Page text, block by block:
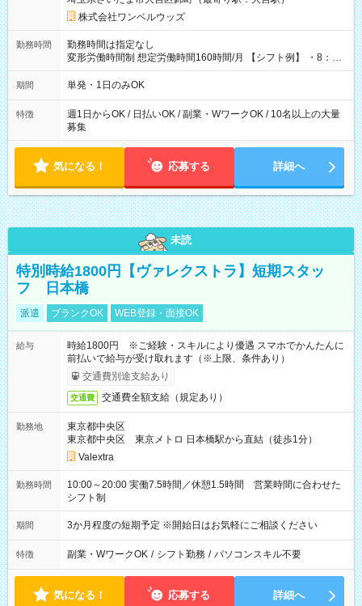
株式会社ワンベルウッズ
勤務時間
勤務時間は指定なし
変形労働時間制 想定労働時間160時間/月 【シフト例】 ・8：00
～21：00
期間 単発・1日のみOK
特徴
週1日からOK / 日払いOK / 副業・WワークOK / 10名以上の大量
募集
気になる！ 応募する 詳細へ
未読
特別時給1800円【ヴァレクストラ】短期スタッ
フ 日本橋
派遣 ブランクOK WEB登録・面接OK
給与
時給1800円 ※ご経験・スキルにより優遇 スマホでかんたんに
前払いで給与が受け取れます（※上限、条件あり）
交通費別途支給あり
交通費 交通費全額支給（規定あり）
勤務地
東京都中央区
東京都中央区 東京メトロ 日本橋駅から直結（徒歩1分）
Valextra
勤務時間
10:00～20:00 実働7.5時間／休憩1.5時間 営業時間に合わせた
シフト制
期間 3か月程度の短期予定 ※開始日はお気軽にご相談ください
特徴 副業・WワークOK / シフト勤務 / パソコンスキル不要
気になる！ 応募する 詳細へ